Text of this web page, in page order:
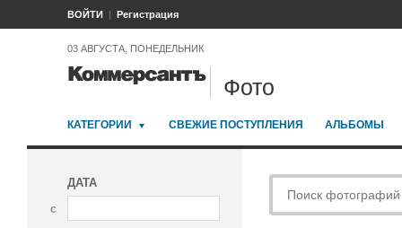
ВОЙТИ Регистрация
03 АВГУСТА, ПОНЕДЕЛЬНИК
Фото
КАТЕГОРИИ СВЕЖИЕ ПОСТУПЛЕНИЯ АЛЬБОМЫ
ДАТА
с